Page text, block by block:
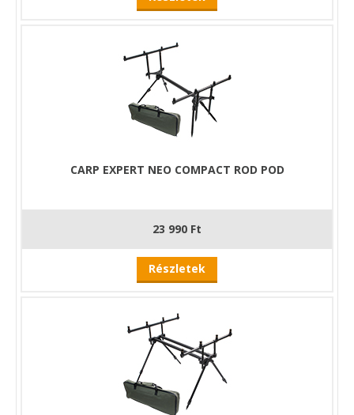
CARP EXPERT NEO COMPACT ROD POD
23 990 Ft
Részletek